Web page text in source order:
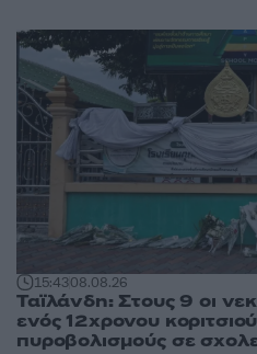
15:4308.08.26
Ταϊλάνδη: Στους 9 οι
ενός 12χρονου
πυροβολισμούς σε